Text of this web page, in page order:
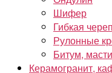
Шифер
Гибкая
Рулонные
Битум,
Керамогранит,